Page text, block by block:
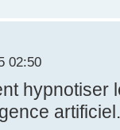
02:50
hypnotiser
artificiel.